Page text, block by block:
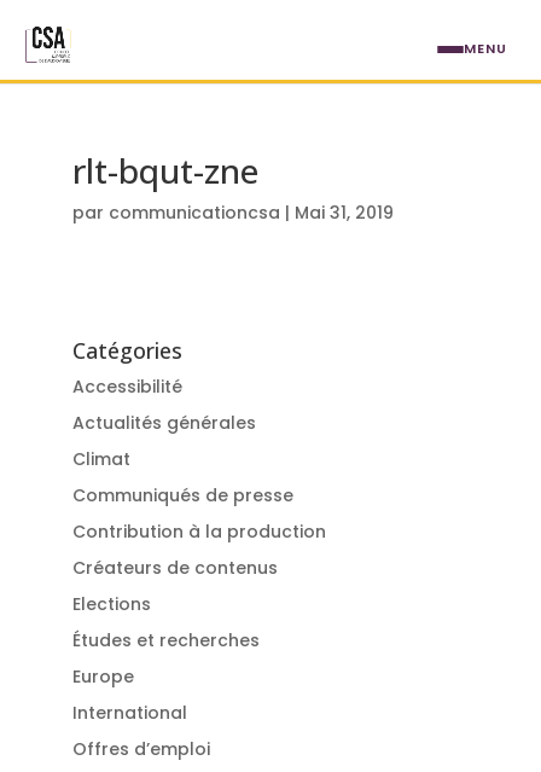
rlt-bqut-zne
par communicationcsa | Mai 31, 2019
Catégories
Accessibilité
Actualités générales
Climat
Communiqués de presse
Contribution à la production
Créateurs de contenus
Elections
Études et recherches
Europe
International
Offres d’emploi
MENU